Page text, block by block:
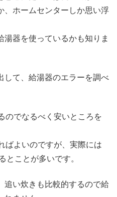
、ホームセンターしか思い浮
湯器を使っているかも知りま
して、給湯器のエラーを調べ
のでなるべく安いところを
ばよいのですが、実際には
とことが多いです。
追い炊きも比較的するので給